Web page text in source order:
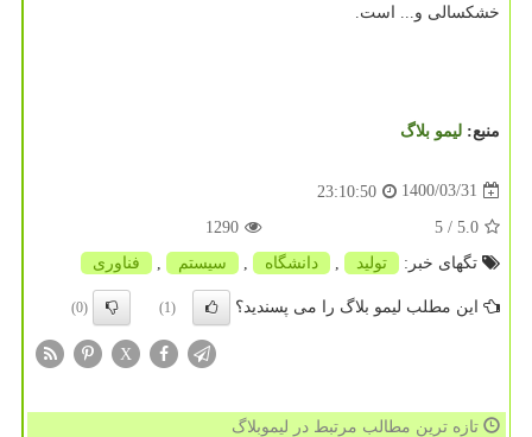
خشکسالی و... است.
منبع: لیمو بلاگ
1400/03/31
23:10:50
5.0
/ 5
1290
تگهای خبر:
تولید دانشگاه سیستم فناوری
این مطلب لیمو بلاگ را می پسندید؟ (1)
(0)
X
تازه ترین مطالب مرتبط در لیموبلاگ